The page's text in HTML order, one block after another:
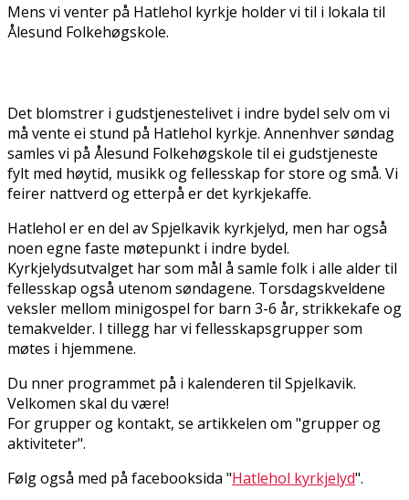
Mens vi venter på Hatlehol kyrkje holder vi til i lokala til
Ålesund Folkehøgskole.
Det blomstrer i gudstjenestelivet i indre bydel selv om vi
må vente ei stund på Hatlehol kyrkje. Annenhver søndag
samles vi på Ålesund Folkehøgskole til ei gudstjeneste
fylt med høytid, musikk og fellesskap for store og små. Vi
feirer nattverd og etterpå er det kyrkjekaffe.
Hatlehol er en del av Spjelkavik kyrkjelyd, men har også
noen egne faste møtepunkt i indre bydel.
Kyrkjelydsutvalget har som mål å samle folk i alle alder til
fellesskap også utenom søndagene. Torsdagskveldene
veksler mellom minigospel for barn 3-6 år, strikkekafe og
temakvelder. I tillegg har vi fellesskapsgrupper som
møtes i hjemmene.
Du finner programmet på i kalenderen til Spjelkavik.
Velkomen skal du være!
For grupper og kontakt, se artikkelen om "grupper og
aktiviteter".
Følg også med på facebooksida "Hatlehol kyrkjelyd".